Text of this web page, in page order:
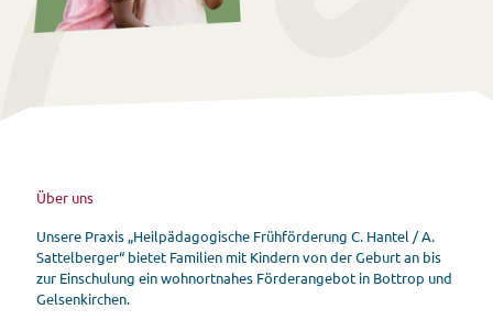
Über uns
Unsere Praxis „Heilpädagogische Frühförderung C. Hantel / A.
Sattelberger“ bietet Familien mit Kindern von der Geburt an bis
zur Einschulung ein wohnortnahes Förderangebot in Bottrop und
Gelsenkirchen.